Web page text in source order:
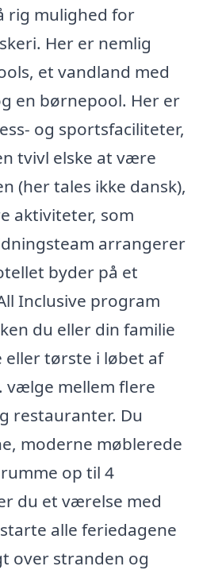
rig mulighed for
Her er nemlig
et vandland med
en børnepool. Her er
og sportsfaciliteter,
tvivl elske at være
(her tales ikke dansk),
aktiviteter, som
arrangerer
byder på et
Inclusive program
du eller din familie
tørste i løbet af
vælge mellem flere
restauranter. Du
moderne møblerede
op til 4
du et værelse med
alle feriedagene
over stranden og